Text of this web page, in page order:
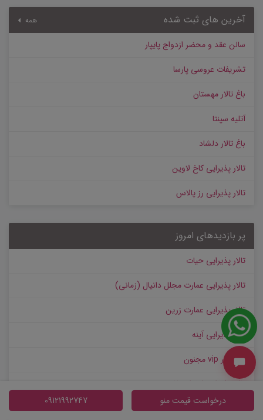
آخرین های ثبت شده همه
سالن عقد و محضر ازدواج پایپار
تشریفات عروسی پارسا
باغ تالار مهستان
آتلیه سپنتا
باغ تالار دلشاد
تالار پذیرایی کاخ لاوین
تالار پذیرایی رز پالاس
پر بازدیدهای امروز
تالار پذیرایی حیات
تالار پذیرایی عمارت مجلل دانیال (زمانی)
تالار پذیرایی عمارت زرین
تالار پذیرایی آینه
باغ تالار vip مجنون
تالار پذیرایی ارغوان طلایی
تالار پذیرایی قصر وصال
درخواست قیمت منو 09121992747